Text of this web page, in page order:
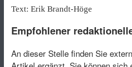
Text: Erik Brandt-Höge
Empfohlener
An dieser Stelle finden Sie